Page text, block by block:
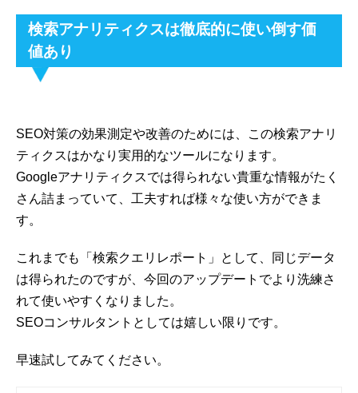
検索アナリティクスは徹底的に使い倒す価
値あり
SEO対策の効果測定や改善のためには、この検索アナリ
ティクスはかなり実用的なツールになります。
Googleアナリティクスでは得られない貴重な情報がたく
さん詰まっていて、工夫すれば様々な使い方ができま
す。
これまでも「検索クエリレポート」として、同じデータ
は得られたのですが、今回のアップデートでより洗練さ
れて使いやすくなりました。
SEOコンサルタントとしては嬉しい限りです。
早速試してみてください。